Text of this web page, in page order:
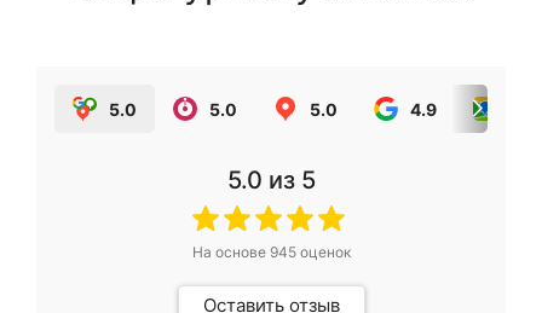
5.0 5.0 5.0 4.9
5.0 из 5
На основе 945оценок
Оставить отзыв